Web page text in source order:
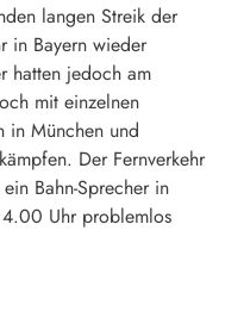
langen Streik der
in Bayern wieder
hatten jedoch am
mit einzelnen
in München und
Der Fernverkehr
Bahn-Sprecher in
Uhr problemlos